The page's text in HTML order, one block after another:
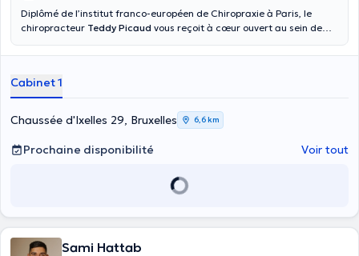
Diplômé de l’institut franco-européen de Chiropraxie à Paris, le
chiropracteur Teddy Picaud vous reçoit à cœur ouvert au sein de
vertèbres de tous ses maux. Le cabinet est situé à la chaussée
traitement de chiropractie. Le praticien Teddy Picaud est certifié en
kinésiologie appliqué par l’ICAK et a suivi de nombreuses formations
complémentaires en techniques chiropratiques. Il a effectué 2 ans
de pratique à la clinique-chiropratique de l’IFEC. Joignable au
+32483461814 pour les prises de rendez-vous, il déroule ses visites
en français, en anglais ou en néerlandais en fonction du profil du
Cabinet 1
Chaussée d'Ixelles 29, Bruxelles 6,6 km
Prochaine disponibilité Voir tout
Sami Hattab